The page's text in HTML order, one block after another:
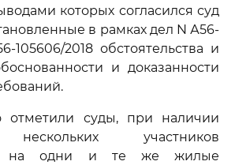
которых согласился суд
в рамках дел N А56-
105606/2018 обстоятельства и
и доказанности
отметили суды, при наличии
нескольких участников
на одни и те же жилые